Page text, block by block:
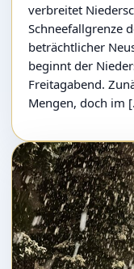
verbreitet
Schneefallgrenze
beträchtlicher
beginnt der
Freitagabend.
Mengen, doch im